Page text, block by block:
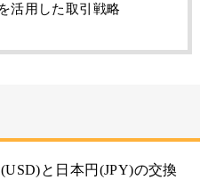
活用した取引戦略
と日本円(JPY)の交換